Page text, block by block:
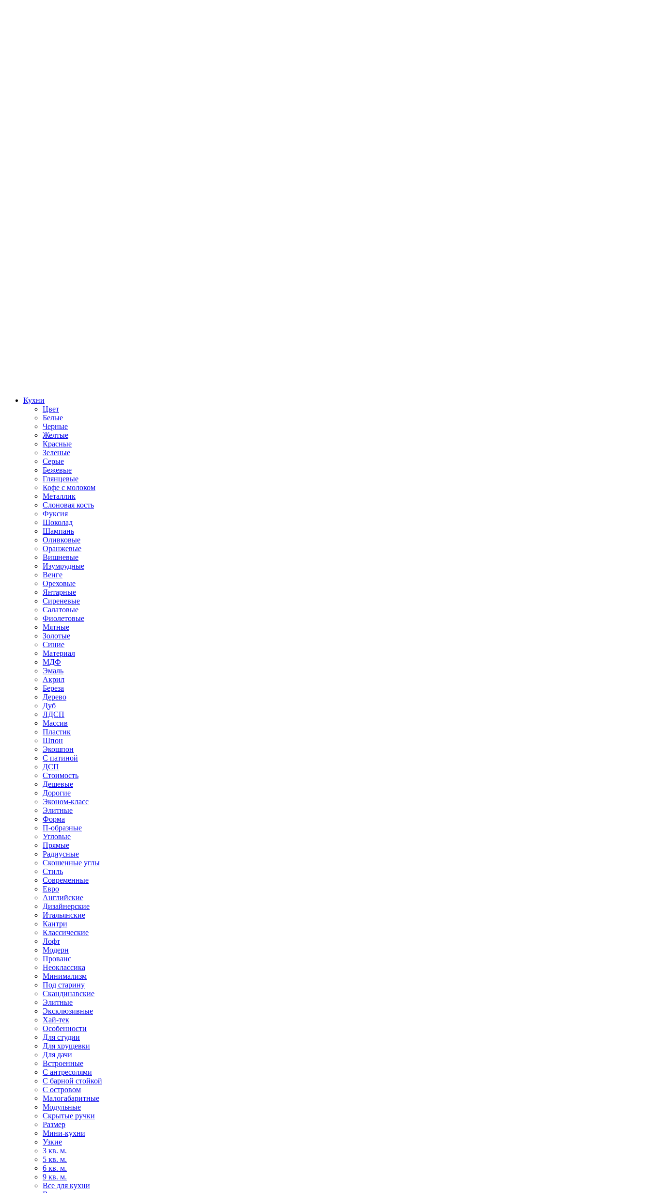
Кухни
Цвет
Белые
Черные
Желтые
Красные
Зеленые
Серые
Бежевые
Глянцевые
Кофе с молоком
Металлик
Слоновая кость
Фуксия
Шоколад
Шампань
Оливковые
Оранжевые
Вишневые
Изумрудные
Венге
Ореховые
Янтарные
Сиреневые
Салатовые
Фиолетовые
Мятные
Золотые
Синие
Материал
МДФ
Эмаль
Акрил
Береза
Дерево
Дуб
ЛДСП
Массив
Пластик
Шпон
Экошпон
С патиной
ДСП
Стоимость
Дешевые
Дорогие
Эконом-класс
Элитные
Форма
П-образные
Угловые
Прямые
Радиусные
Скошенные углы
Стиль
Современные
Евро
Английские
Дизайнерские
Итальянские
Кантри
Классические
Лофт
Модерн
Прованс
Неоклассика
Минимализм
Под старину
Скандинавские
Элитные
Эксклюзивные
Хай-тек
Особенности
Для студии
Для хрущевки
Для дачи
Встроенные
С антресолями
С барной стойкой
С островом
Малогабаритные
Модульные
Скрытые ручки
Размер
Мини-кухни
Узкие
3 кв. м.
5 кв. м.
6 кв. м.
9 кв. м.
Все для кухни